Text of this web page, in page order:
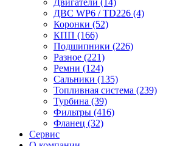
Двигатели (14)
ДВС WP6 / TD226 (4)
Коронки (52)
КПП (166)
Подшипники (226)
Разное (221)
Ремни (124)
Сальники (135)
Топливная система (239)
Турбина (39)
Фильтры (416)
Фланец (32)
Сервис